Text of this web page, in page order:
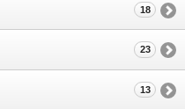
18
23
13